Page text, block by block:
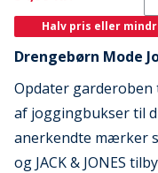
Halv pris eller
Drengebørn Mode
Opdater garderoben
af joggingbukser til
anerkendte mærker
og JACK & JONES